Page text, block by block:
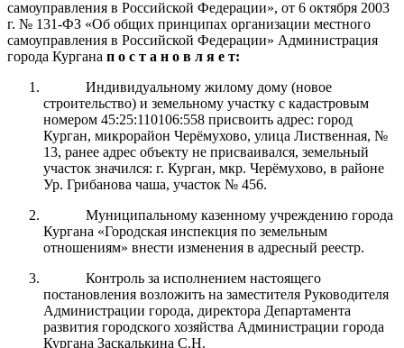
самоуправления в Российской Федерации», от 6 октября 2003
г. № 131-ФЗ «Об общих принципах организации местного
самоуправления в Российской Федерации» Администрация
города Кургана п о с т а н о в л я е т:
Индивидуальному жилому дому (новое
строительство) и земельному участку с кадастровым
номером 45:25:110106:558 присвоить адрес: город
Курган, микрорайон Черёмухово, улица Лиственная, №
13, ранее адрес объекту не присваивался, земельный
участок значился: г. Курган, мкр. Черёмухово, в районе
Ур. Грибанова чаша, участок № 456.
Муниципальному казенному учреждению города
Кургана «Городская инспекция по земельным
отношениям» внести изменения в адресный реестр.
Контроль за исполнением настоящего
постановления возложить на заместителя Руководителя
Администрации города, директора Департамента
развития городского хозяйства Администрации города
Кургана Заскалькина С.Н.